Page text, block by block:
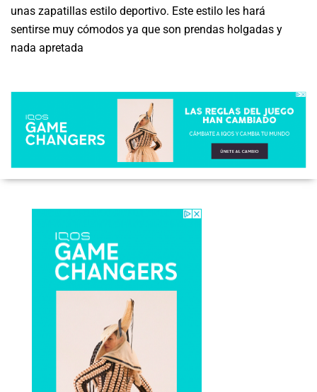
unas zapatillas estilo deportivo. Este estilo les hará
sentirse muy cómodos ya que son prendas holgadas y
nada apretada